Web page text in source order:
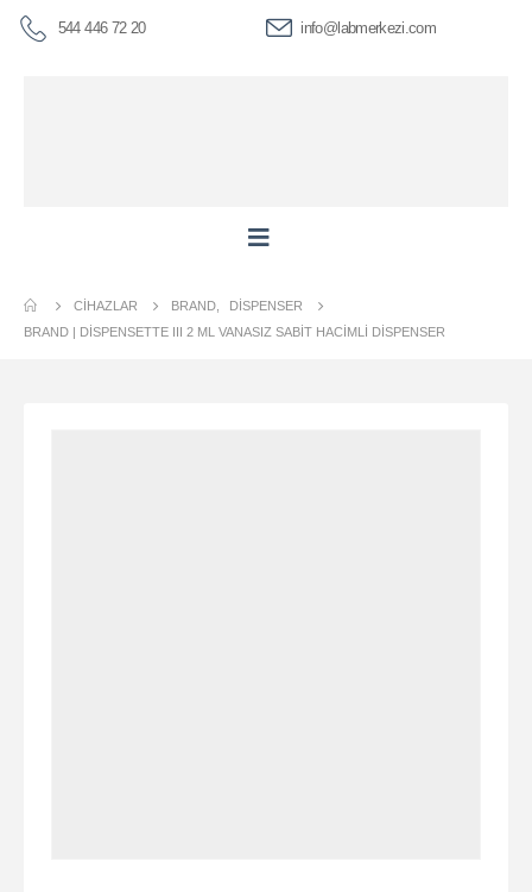
544 446 72 20 info@labmerkezi.com
CIHAZLAR BRAND
DISPENSER
BRAND | DISPENSETTE III 2 ML VANASIZ SABIT HACIMLI DISPENSER